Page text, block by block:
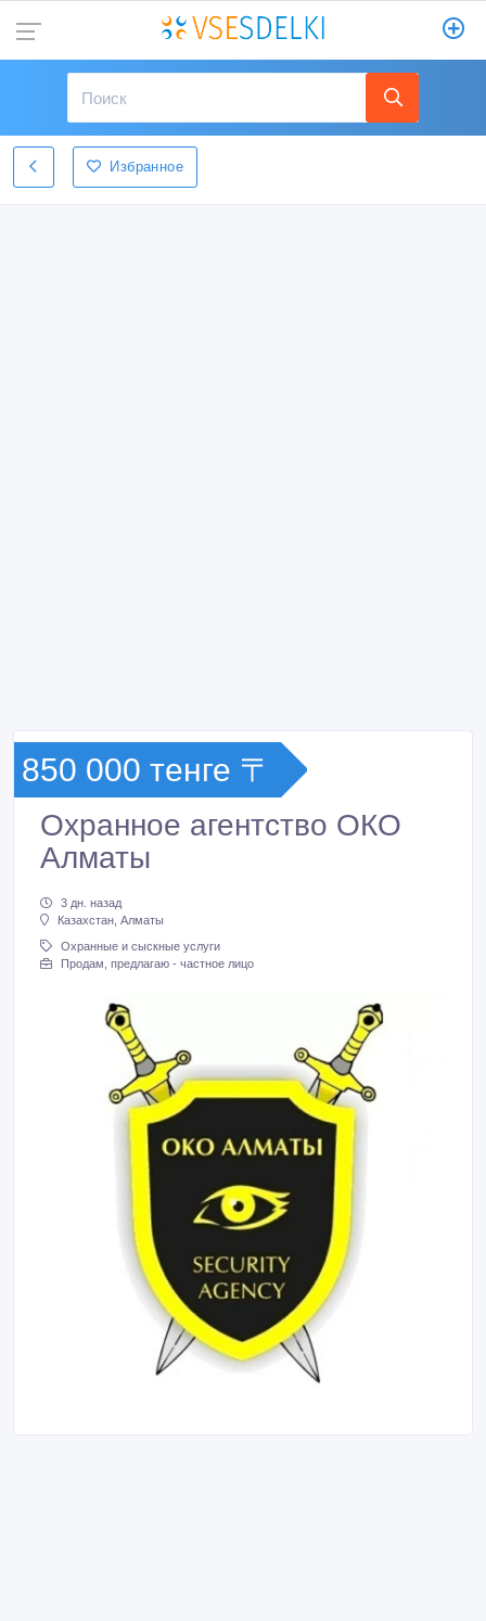
Избранное
850 000 тенге 〒
Охранное агентство ОКО
Алматы
3 дн. назад
Казахстан, Алматы
Охранные и сыскные услуги
Продам, предлагаю - частное лицо